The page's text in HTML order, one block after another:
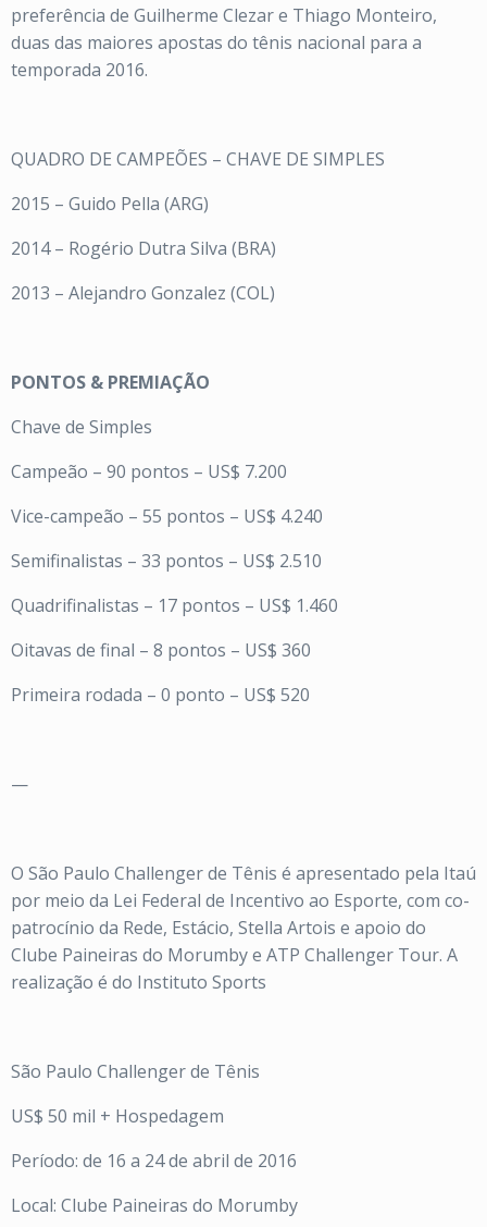
preferência de Guilherme Clezar e Thiago Monteiro,
duas das maiores apostas do tênis nacional para a
temporada 2016.
QUADRO DE CAMPEÕES – CHAVE DE SIMPLES
2015 – Guido Pella (ARG)
2014 – Rogério Dutra Silva (BRA)
2013 – Alejandro Gonzalez (COL)
PONTOS & PREMIAÇÃO
Chave de Simples
Campeão – 90 pontos – US$ 7.200
Vice-campeão – 55 pontos – US$ 4.240
Semifinalistas – 33 pontos – US$ 2.510
Quadrifinalistas – 17 pontos – US$ 1.460
Oitavas de final – 8 pontos – US$ 360
Primeira rodada – 0 ponto – US$ 520
—
O São Paulo Challenger de Tênis é apresentado pela Itaú
por meio da Lei Federal de Incentivo ao Esporte, com co-
patrocínio da Rede, Estácio, Stella Artois e apoio do
Clube Paineiras do Morumby e ATP Challenger Tour. A
realização é do Instituto Sports
São Paulo Challenger de Tênis
US$ 50 mil + Hospedagem
Período: de 16 a 24 de abril de 2016
Local: Clube Paineiras do Morumby